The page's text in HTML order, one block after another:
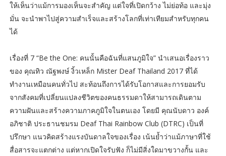
ให้เห็นว่าแม้การมองเห็นจะสำคัญ แต่ใจที่เปิดกว้าง ไม่ย่อท้อ และมุ่ง
มั่น จะนำพาไปสู่ความสำเร็จและสร้างโลกที่เท่าเทียมสำหรับทุกคน
ได้
เรื่องที่ 7 “Be the One: คนนั้นคือฉันที่แสนภูมิใจ” นำเสนอเรื่องราว
ของ คุณทิว ณัฐพงษ์ งิ้วเหล็ก Mister Deaf Thailand 2017 ที่ได้
ทำงานเหมือนคนทั่วไป สะท้อนถึงการได้รับโอกาสและการยอมรับ
จากสังคมที่เปลี่ยนแปลงชีวิตของคนธรรมดาให้สามารถเดินตาม
ความฝันและสร้างความภาคภูมิใจในตนเอง โดยมี คุณนับดาว องค์
อภิชาติ ประธานชมรม Deaf Thai Rainbow Club (DTRC) เป็นที่
ปรึกษา แนวคิดสร้างแรงบันดาลใจของเรื่อง เน้นย้ำว่าแม้ภาษาที่ใช้
สื่อสารจะแตกต่าง แต่หากเปิดใจรับฟัง ก็ไม่มีสิ่งใดมาขวางกั้น และ